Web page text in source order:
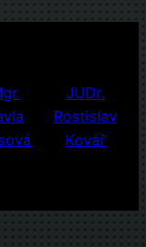
JUDr.
Rostislav
Kovář